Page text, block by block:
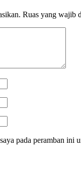
Ruas yang wajib
pada peramban ini